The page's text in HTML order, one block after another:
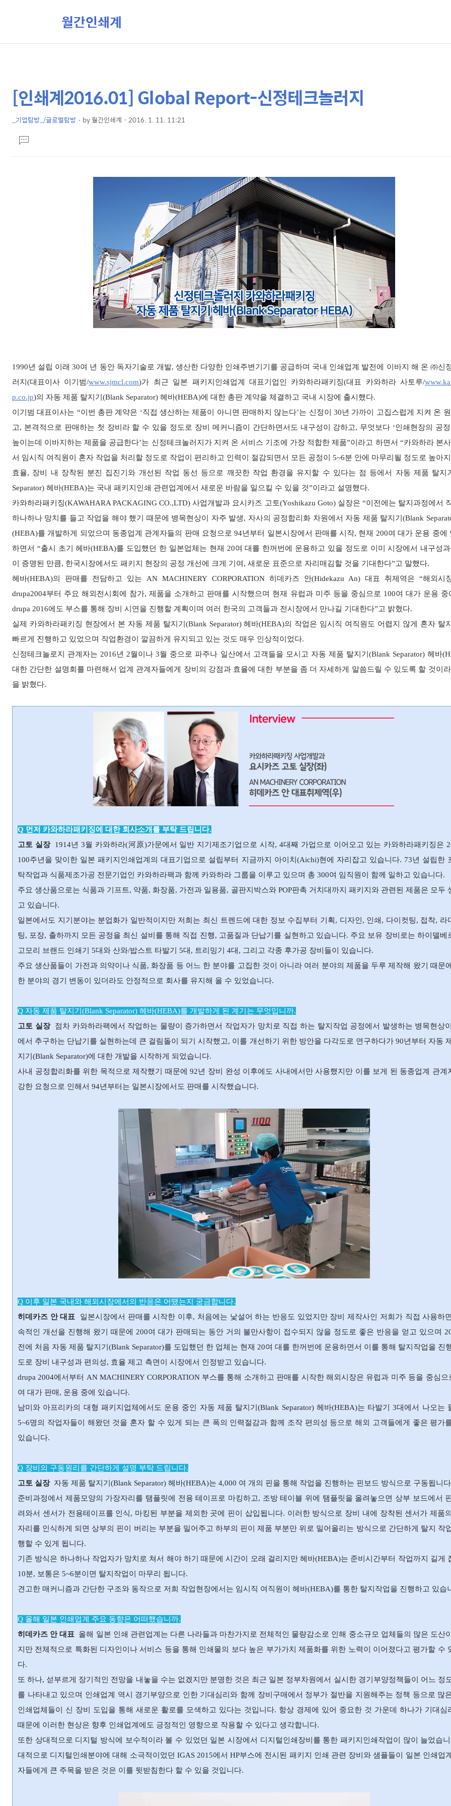
월간인쇄계
상
세
컨
텐
본
문
제
[인쇄계2016.01] Global Report-신정테크놀러지
_기업탐방_/글로벌탐방 by월간인쇄계 2016. 1. 11. 11:21
문댓
글
1990년 설립 이래 30여 년 동안 독자기술로 개발, 생산한 다양한 인쇄주변기기를 공급하며 국내 인쇄업계 발전에 이바지 해 온 ㈜신
러지(대표이사 이기범/www.sjmcl.com)가 최근 일본 패키지인쇄업계 대표기업인 카와하라패키징(대표 카와하라 사토루/
p.co.jp)의 자동 제품 탈지기(Blank Separator) 헤바(HEBA)에 대한 총판 계약을 체결하고 국내 시장에 출시했다.
이기범 대표이사는 “이번 총판 계약은 ‘직접 생산하는 제품이 아니면 판매하지 않는다’는 신정이 30년 가까이 고집스럽게 지켜 온
고, 본격적으로 판매하는 첫 장비라 할 수 있을 정도로 장비 메커니즘이 간단하면서도 내구성이 강하고, 무엇보다 ‘인쇄현장의 공
높이는데 이바지하는 제품을 공급한다’는 신정테크놀러지가 지켜 온 서비스 기조에 가장 적합한 제품”이라고 하면서 “카와하라 본사
서 임시직 여직원이 혼자 작업을 처리할 정도로 작업이 편리하고 인력이 절감되면서 모든 공정이 5~6분 안에 마무리될 정도로 높아
효율, 장비 내 장착된 분진 집진기와 개선된 작업 동선 등으로 깨끗한 작업 환경을 유지할 수 있다는 점 등에서 자동 제품 탈지
Separator) 헤바(HEBA)는 국내 패키지인쇄 관련업계에서 새로운 바람을 일으킬 수 있을 것”이라고 설명했다.
카와하라패키징(KAWAHARA PACKAGING CO.,LTD) 사업개발과 요시카즈 고토(Yoshikazu Goto) 실장은 “이전에는 탈지과정에서
하나하나 망치를 들고 작업을 해야 했기 때문에 병목현상이 자주 발생, 자사의 공정합리화 차원에서 자동 제품 탈지기(Blank
(HEBA)를 개발하게 되었으며 동종업계 관계자들의 판매 요청으로 94년부터 일본시장에서 판매를 시작, 현재 200여 대가 운용 중에
하면서 “출시 초기 헤바(HEBA)를 도입했던 한 일본업체는 현재 20여 대를 한꺼번에 운용하고 있을 정도로 이미 시장에서 내구성
이 증명된 만큼, 한국시장에서도 패키지 현장의 공정 개선에 크게 기여, 새로운 표준으로 자리매김할 것을 기대한다”고 말했다.
헤바(HEBA)의 판매를 전담하고 있는 AN MACHINERY CORPORATION 히데카즈 안(Hidekazu An) 대표 취제역은 “해외시
drupa2004부터 주요 해외전시회에 참가, 제품을 소개하고 판매를 시작했으며 현재 유럽과 미주 등을 중심으로 100여 대가 운용 중
drupa 2016에도 부스를 통해 장비 시연을 진행할 계획이며 여러 한국의 고객들과 전시장에서 만나길 기대한다”고 밝혔다.
실제 카와하라패키징 현장에서 본 자동 제품 탈지기(Blank Separator) 헤바(HEBA)의 작업은 임시직 여직원도 어렵지 않게 혼자 탈
빠르게 진행하고 있었으며 작업환경이 깔끔하게 유지되고 있는 것도 매우 인상적이었다.
신정테크놀로지 관계자는 2016년 2월이나 3월 중으로 파주나 일산에서 고객들을 모시고 자동 제품 탈지기(Blank Separator) 헤바
대한 간단한 설명회를 마련해서 업계 관계자들에게 장비의 강점과 효율에 대한 부분을 좀 더 자세하게 말씀드릴 수 있도록 할 것이
을 밝혔다.
Q 먼저 카와하라패키징에 대한 회사소개를 부탁 드립니다.
고토 실장1914년 3월 카와하라(河原)가문에서 일반 지기제조기업으로 시작, 4대째 가업으로 이어오고 있는 카와하라패키징은
100주년을 맞이한 일본 패키지인쇄업계의 대표기업으로 설립부터 지금까지 아이치(Aichi)현에 자리잡고 있습니다. 73년 설립한
탁작업과 식품제조가공 전문기업인 카와하라팩과 함께 카와하라 그룹을 이루고 있으며 총 300여 임직원이 함께 일하고 있습니다.
주요 생산품으로는 식품과 기프트, 약품, 화장품, 가전과 일용품, 골판지박스와 POP판촉 거치대까지 패키지와 관련된 제품은 모두
고 있습니다.
일본에서도 지기분야는 분업화가 일반적이지만 저희는 최신 트렌드에 대한 정보 수집부터 기획, 디자인, 인쇄, 다이컷팅, 접착, 라
팅, 포장, 출하까지 모든 공정을 최신 설비를 통해 직접 진행, 고품질과 단납기를 실현하고 있습니다. 주요 보유 장비로는 하이델베
고모리 브랜드 인쇄기 5대와 산와/밥스트 타발기 5대, 트리밍기 4대, 그리고 각종 후가공 장비들이 있습니다.
주요 생산품들이 가전과 의약이나 식품, 화장품 등 어느 한 분야를 고집한 것이 아니라 여러 분야의 제품을 두루 제작해 왔기 때문
한 분야의 경기 변동이 있더라도 안정적으로 회사를 유지해 올 수 있었습니다.
Q 자동 제품 탈지기(Blank Separator) 헤바(HEBA)를 개발하게 된 계기는 무엇입니까.
고토 실장점차 카와하라팩에서 작업하는 물량이 증가하면서 작업자가 망치로 직접 하는 탈지작업 공정에서 발생하는 병목현상
에서 추구하는 단납기를 실현하는데 큰 걸림돌이 되기 시작했고, 이를 개선하기 위한 방안을 다각도로 연구하다가 90년부터 자동
지기(Blank Separator)에 대한 개발을 시작하게 되었습니다.
사내 공정합리화를 위한 목적으로 제작했기 때문에 92년 장비 완성 이후에도 사내에서만 사용했지만 이를 보게 된 동종업계 관계
강한 요청으로 인해서 94년부터는 일본시장에서도 판매를 시작했습니다.
Q 이후 일본 국내와 해외시장에서의 반응은 어땠는지 궁금합니다.
히데카즈 안 대표 일본시장에서 판매를 시작한 이후, 처음에는 낯설어 하는 반응도 있었지만 장비 제작사인 저희가 직접 사용하
속적인 개선을 진행해 왔기 때문에 200여 대가 판매되는 동안 거의 불만사항이 접수되지 않을 정도로 좋은 반응을 얻고 있으며
전에 처음 자동 제품 탈지기(Blank Separator)를 도입했던 한 업체는 현재 20여 대를 한꺼번에 운용하면서 이를 통해 탈지작업을 진
도로 장비 내구성과 편의성, 효율 제고 측면이 시장에서 인정받고 있습니다.
drupa 2004에서부터 AN MACHINERY CORPORATION 부스를 통해 소개하고 판매를 시작한 해외시장은 유럽과 미주 등을 중심으
여 대가 판매, 운용 중에 있습니다.
남미와 아프리카의 대형 패키지업체에서도 운용 중인 자동 제품 탈지기(Blank Separator) 헤바(HEBA)는 타발기 3대에서 나오는
5~6명의 작업자들이 해왔던 것을 혼자 할 수 있게 되는 큰 폭의 인력절감과 함께 조작 편의성 등으로 해외 고객들에게 좋은 평가
있습니다.
Q 장비의 구동원리를 간단하게 설명 부탁 드립니다.
고토 실장자동 제품 탈지기(Blank Separator) 헤바(HEBA)는 4,000 여 개의 핀을 통해 작업을 진행하는 핀보드 방식으로 구동됩니
준비과정에서 제품모양의 가장자리를 탬플릿에 전용 테이프로 마킹하고, 조방 테이블 위에 탬플릿을 올려놓으면 상부 보드에서
려와서 센서가 전용테이프를 인식, 마킹된 부분을 제외한 곳에 핀이 삽입됩니다. 이러한 방식으로 장비 내에 장착된 센서가 제품
자리를 인식하게 되면 상부의 핀이 버리는 부분을 밀어주고 하부의 핀이 제품 부분만 위로 밀어올리는 방식으로 간단하게 탈지 작
행할 수 있게 됩니다.
기존 방식은 하나하나 작업자가 망치로 쳐서 해야 하기 때문에 시간이 오래 걸리지만 헤바(HEBA)는 준비시간부터 작업까지 길게
10분, 보통은 5~6분이면 탈지작업이 마무리 됩니다.
견고한 매커니즘과 간단한 구조와 동작으로 저희 작업현장에서는 임시직 여직원이 헤바(HEBA)를 통한 탈지작업을 진행하고 있습
Q 올해 일본 인쇄업계 주요 동향은 어떠했습니까.
히데카즈 안 대표 올해 일본 인쇄 관련업계는 다른 나라들과 마찬가지로 전체적인 물량감소로 인해 중소규모 업체들의 많은 도산
지만 전체적으로 특화된 디자인이나 서비스 등을 통해 인쇄물의 보다 높은 부가가치 제품화를 위한 노력이 이어졌다고 평가할 수
다.
또 하나, 섣부르게 장기적인 전망을 내놓을 수는 없겠지만 분명한 것은 최근 일본 정부차원에서 실시한 경기부양정책들이 어느 정
를 나타내고 있으며 인쇄업계 역시 경기부양으로 인한 기대심리와 함께 장비구매에서 정부가 절반을 지원해주는 정책 등으로 많
인쇄업체들이 신 장비 도입을 통해 새로운 활로를 모색하고 있다는 것입니다. 항상 경제에 있어 중요한 것 가운데 하나가 기대심
때문에 이러한 현상은 향후 인쇄업계에도 긍정적인 영향으로 작용할 수 있다고 생각합니다.
또한 상대적으로 디지털 방식에 보수적이라 볼 수 있었던 일본 시장에서 디지털인쇄장비를 통한 패키지인쇄작업이 많이 늘었습
대적으로 디지털인쇄분야에 대해 소극적이었던 IGAS 2015에서 HP부스에 전시된 패키지 인쇄 관련 장비와 샘플들이 일본 인쇄업
자들에게 큰 주목을 받은 것은 이를 뒷받침한다 할 수 있을 것입니다.